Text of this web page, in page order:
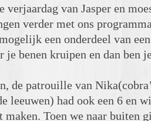
van Jasper en
verder met ons
een onderdeel van
je benen kruipen en dan ben
de patrouille van
had ook een 6 en
Toen we naar buiten